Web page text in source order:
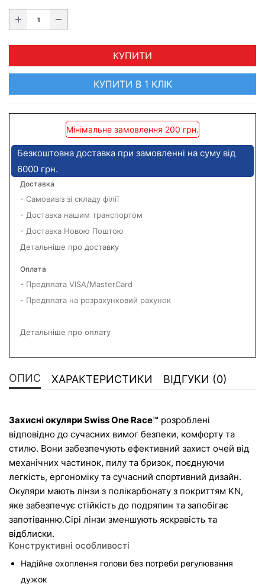
КУПИТИ
КУПИТИ В 1 КЛІК
Мінімальне замовлення 200 грн.
Безкоштовна доставка при замовленні на суму від
6000 грн.
Доставка
- Самовивіз зі складу філії
- Доставка нашим транспортом
- Доставка Новою Поштою
Детальніше про доставку
Оплата
- Предплата VISA/MasterCard
- Предплата на розрахунковий рахунок
Детальніше про оплату
ОПИС ХАРАКТЕРИСТИКИ ВІДГУКИ (0)
Захисні окуляри Swiss One Race™ розроблені
відповідно до сучасних вимог безпеки, комфорту та
стилю. Вони забезпечують ефективний захист очей від
механічних частинок, пилу та бризок, поєднуючи
легкість, ергономіку та сучасний спортивний дизайн.
Окуляри мають лінзи з полікарбонату з покриттям KN,
яке забезпечує стійкість до подряпин та запобігає
запотіванню.Сірі лінзи зменшують яскравість та
відблиски.
Конструктивні особливості
Надійне охоплення голови без потреби регулювання
дужок